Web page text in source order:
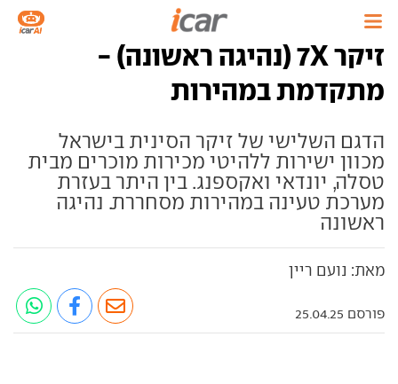
זיקר 7X (נהיגה ראשונה) -
מתקדמת במהירות
הדגם השלישי של זיקר הסינית בישראל
מכוון ישירות ללהיטי מכירות מוכרים מבית
טסלה, יונדאי ואקספנג. בין היתר בעזרת
מערכת טעינה במהירות מסחררת. נהיגה
ראשונה
מאת: נועם ריין
פורסם 25.04.25